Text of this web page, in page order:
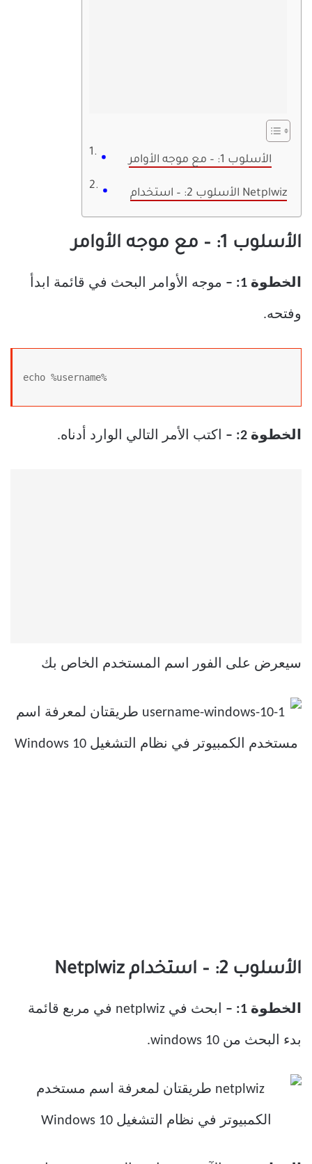
الأسلوب 1: – مع موجه الأوامر
الأسلوب 2: – استخدام Netplwiz
الأسلوب 1: – مع موجه الأوامر
الخطوة 1 : – موجه الأوامر البحث في قائمة ابدأ
وفتحه.
echo %username%
الخطوة 2 : – اكتب الأمر التالي الوارد أدناه.
سيعرض على الفور اسم المستخدم الخاص بك
الأسلوب 2: – استخدام Netplwiz
الخطوة 1 : – ابحث في netplwiz في مربع قائمة
بدء البحث من windows 10.